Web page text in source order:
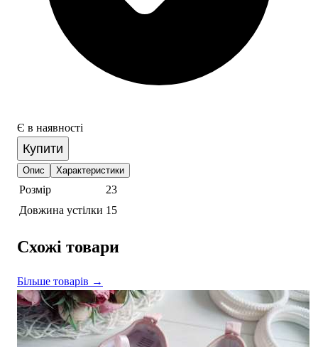
Є в наявності
Купити
Опис Характеристики
Розмір
23
Довжина устілки 15
Схожі товари
Більше товарів →